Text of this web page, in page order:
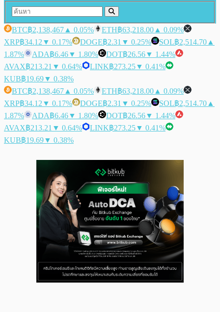
BTC฿2,138,467 ▲ 0.05% ETH฿63,218.00 ▲ 0.09%
XRP฿34.12 ▼ 0.17% DOGE฿2.31 ▼ 0.25% SOL฿2,514.70 ▲
1.87%
ADA฿6.46▼ 1.80% DOT฿26.56▼ 1.44%
AVAX฿213.21 ▼ 0.64% LINK฿273.25▼ 0.41%
KUB฿19.69▼ 0.38%
BTC฿2,138,467 ▲ 0.05% ETH฿63,218.00 ▲ 0.09%
XRP฿34.12 ▼ 0.17% DOGE฿2.31 ▼ 0.25% SOL฿2,514.70 ▲
1.87%
ADA฿6.46▼ 1.80% DOT฿26.56▼ 1.44%
AVAX฿213.21 ▼ 0.64% LINK฿273.25▼ 0.41%
KUB฿19.69▼ 0.38%